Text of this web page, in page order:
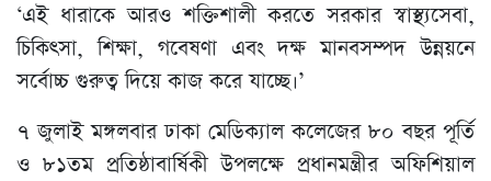
‘এই ধারাকে আরও শক্তিশালী করতে সরকার স্বাস্থ্যসেবা,
চিকিৎসা, শিক্ষা, গবেষণা এবং দক্ষ মানবসম্পদ উন্নয়নে
সর্বোচ্চ গুরুত্ব দিয়ে কাজ করে যাচ্ছে।’
৭ জুলাই মঙ্গলবার ঢাকা মেডিক্যাল কলেজের ৮০ বছর পূর্তি
ও ৮১তম প্রতিষ্ঠাবার্ষিকী উপলক্ষে প্রধানমন্ত্রীর অফিশিয়াল